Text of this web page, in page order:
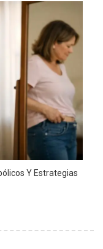
Y Estrategias